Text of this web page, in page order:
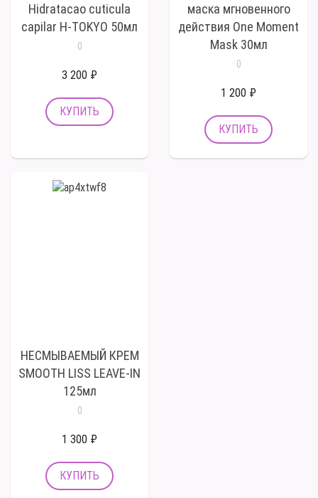
Hidratacao cuticula
capilar H-TOKYO 50мл
0
3 200 ₽
маска мгновенного
действия One Moment
Mask 30мл
0
1 200 ₽
НЕСМЫВАЕМЫЙ КРЕМ
SMOOTH LISS LEAVE-IN
125мл
0
1 300 ₽